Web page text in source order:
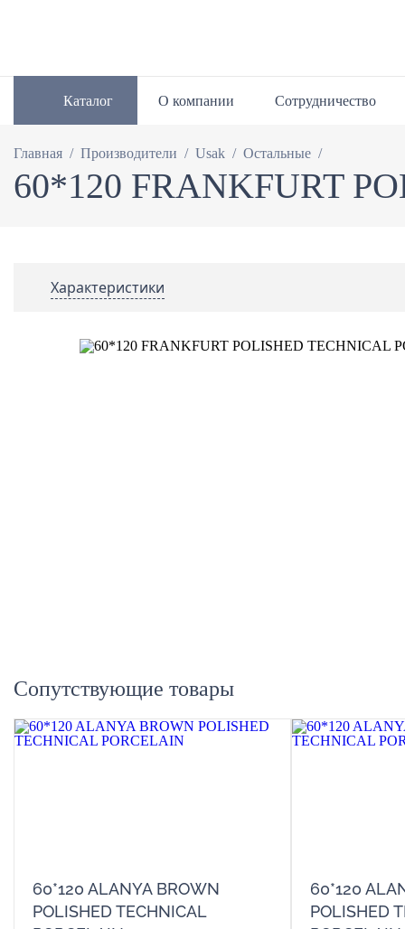
Каталог О компании Сотрудничество
Главная / Производители / Usak / Остальные /
60*120 FRANKFURT
Характеристики
Сопутствующие товары
60*120 ALANYA BROWN
POLISHED TECHNICAL
60*120
POLISHED